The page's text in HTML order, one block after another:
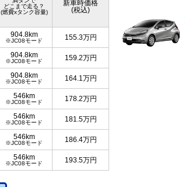
どこまで走る？
(燃費xタンク容量)
新車時価格
(税込)
904.8km
※JC08モード 155.3万円
904.8km
※JC08モード 159.2万円
904.8km
※JC08モード 164.1万円
546km
※JC08モード 178.2万円
546km
※JC08モード 181.5万円
546km
※JC08モード 186.4万円
546km
※JC08モード 193.5万円